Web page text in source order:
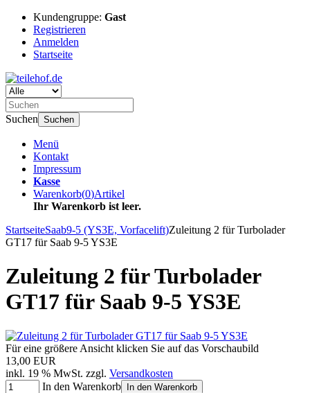
Kundengruppe: Gast
Registrieren
Anmelden
Startseite
Suchen Suchen
Menü
Kontakt
Impressum
Kasse
Warenkorb(0)Artikel
Ihr Warenkorb ist leer.
StartseiteSaab9-5 (YS3E, Vorfacelift)Zuleitung 2 für Turbolader
GT17 für Saab 9-5 YS3E
Zuleitung 2 für Turbolader
GT17 für Saab 9-5 YS3E
Für eine größere Ansicht klicken Sie auf das Vorschaubild
13,00 EUR
inkl. 19 % MwSt. zzgl. Versandkosten
In den Warenkorb
In den Warenkorb